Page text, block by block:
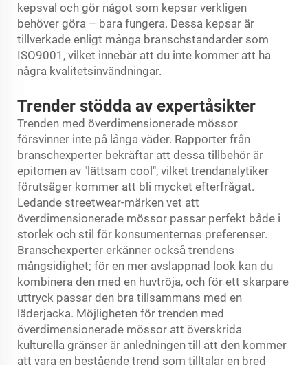
kepsval och gör något som kepsar verkligen
behöver göra – bara fungera. Dessa kepsar är
tillverkade enligt många branschstandarder som
ISO9001, vilket innebär att du inte kommer att ha
några kvalitetsinvändningar.
Trender stödda av expertåsikter
Trenden med överdimensionerade mössor
försvinner inte på långa väder. Rapporter från
branschexperter bekräftar att dessa tillbehör är
epitomen av "lättsam cool", vilket trendanalytiker
förutsäger kommer att bli mycket efterfrågat.
Ledande streetwear-märken vet att
överdimensionerade mössor passar perfekt både i
storlek och stil för konsumenternas preferenser.
Branschexperter erkänner också trendens
mångsidighet; för en mer avslappnad look kan du
kombinera den med en huvtröja, och för ett skarpare
uttryck passar den bra tillsammans med en
läderjacka. Möjligheten för trenden med
överdimensionerade mössor att överskrida
kulturella gränser är anledningen till att den kommer
att vara en bestående trend som tilltalar en bred